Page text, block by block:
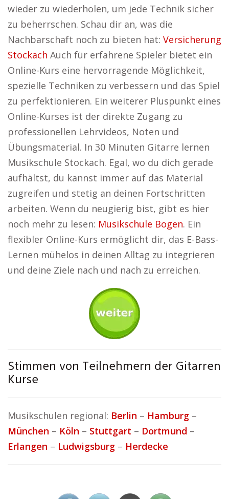
wieder zu wiederholen, um jede Technik sicher
zu beherrschen. Schau dir an, was die
Nachbarschaft noch zu bieten hat: Versicherung
Stockach Auch für erfahrene Spieler bietet ein
Online-Kurs eine hervorragende Möglichkeit,
spezielle Techniken zu verbessern und das Spiel
zu perfektionieren. Ein weiterer Pluspunkt eines
Online-Kurses ist der direkte Zugang zu
professionellen Lehrvideos, Noten und
Übungsmaterial. In 30 Minuten Gitarre lernen
Musikschule Stockach. Egal, wo du dich gerade
aufhältst, du kannst immer auf das Material
zugreifen und stetig an deinen Fortschritten
arbeiten. Wenn du neugierig bist, gibt es hier
noch mehr zu lesen: Musikschule Bogen. Ein
flexibler Online-Kurs ermöglicht dir, das E-Bass-
Lernen mühelos in deinen Alltag zu integrieren
und deine Ziele nach und nach zu erreichen.
Stimmen von Teilnehmern der Gitarren
Kurse
Musikschulen regional: Berlin – Hamburg –
München – Köln – Stuttgart – Dortmund –
Erlangen – Ludwigsburg – Herdecke